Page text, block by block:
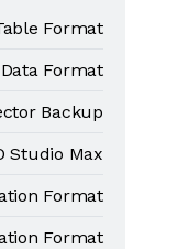
Format
Format
Backup
Studio Max
Format
Format